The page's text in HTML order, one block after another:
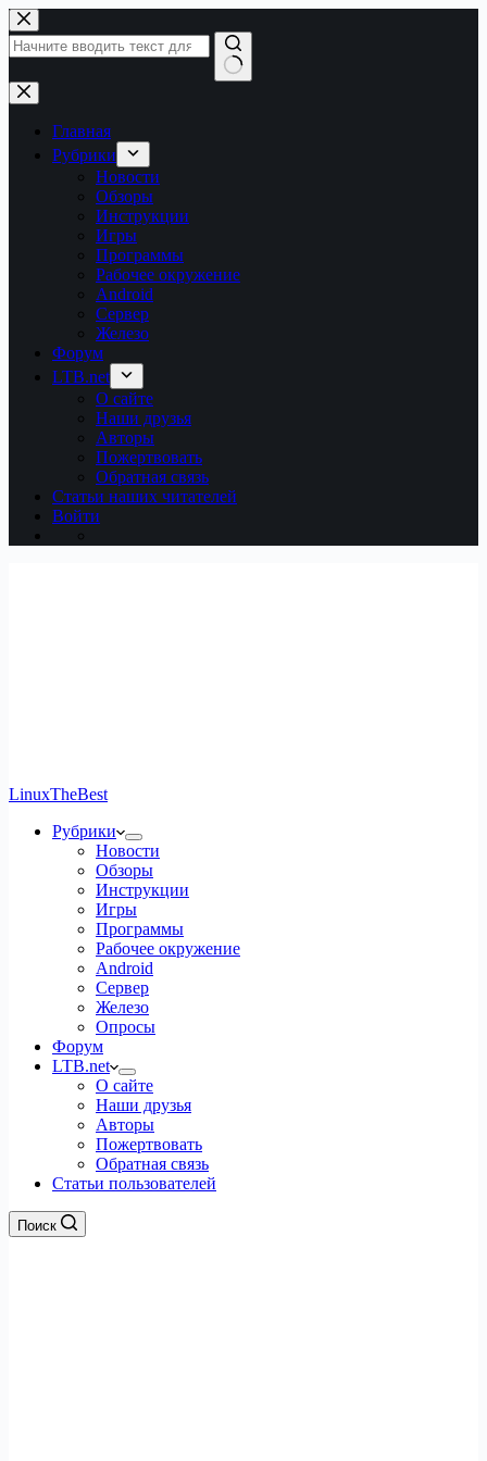
Перейти
к
сути
Ничего
не
найденоГлавная
Рубрики
Новости
Обзоры
Инструкции
Игры
Программы
Рабочее окружение
Android
Сервер
Железо
Форум
LTB.net
О сайте
Наши друзья
Авторы
Пожертвовать
Обратная связь
Статьи наших читателей
Войти
LinuxTheBest
Рубрики
Новости
Обзоры
Инструкции
Игры
Программы
Рабочее окружение
Android
Сервер
Железо
Опросы
Форум
LTB.net
О сайте
Наши друзья
Авторы
Пожертвовать
Обратная связь
Статьи пользователей
Поиск